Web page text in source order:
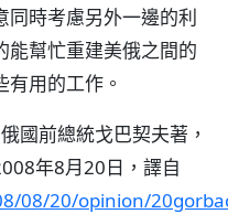
同時考慮另外一邊的利
能幫忙重建美俄之間的
用的工作。
國前總統戈巴契夫著，
年8月20日，譯自
08/20/opinion/